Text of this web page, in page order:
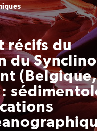
récifs du
du
(Belgique,
: